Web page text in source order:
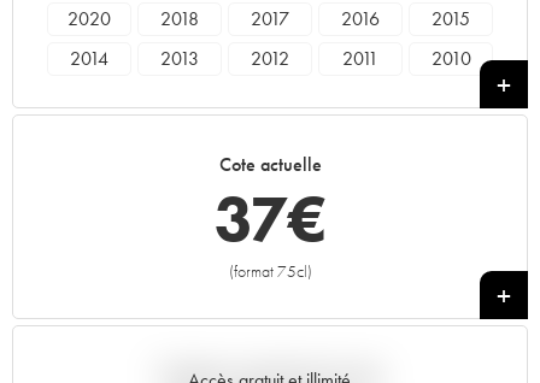
2020 2018 2017 2016
2015
2014
2013 2012 2011
2010
Cote actuelle
37€
(format 75cl)
+
Tendance actuelle de la cote